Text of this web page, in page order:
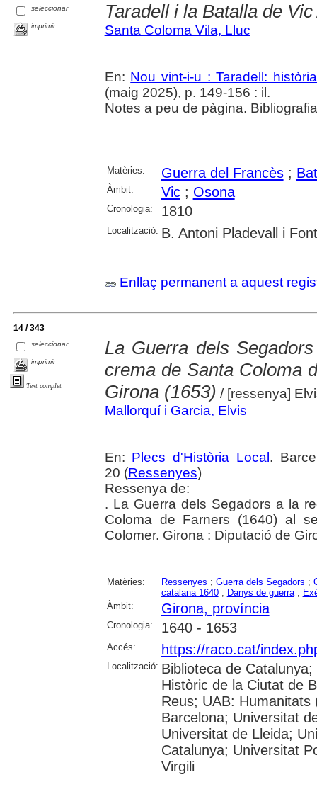
seleccionar
imprimir
Taradell i la Batalla de Vic
Santa Coloma Vila, Lluc
En: Nou vint-i-u : Taradell:
(maig 2025), p. 149-156 : il.
Notes a peu de pàgina.
Matèries: Guerra del Francès;
Àmbit: Vic; Osona
Cronologia: 1810
Localització: B. Antoni Pladevall i
Enllaç permanent a aquest
14 / 343
seleccionar
imprimir
Text complet
La Guerra dels
crema de Santa Coloma
Girona (1653) / [ressenya]
Mallorquí i Garcia, Elvis
En: Plecs d'Història Local.
20 (Ressenyes)
Ressenya de:
. La Guerra dels Segadors a la
Coloma de Farners (1640) al
Colomer. Girona : Diputació de
Matèries: Ressenyes ; Guerra dels Segadors ;
catalana 1640; Danys de guerra;
Àmbit:
Girona, província
Cronologia: 1640 - 1653
Accés: https://raco.cat/
Localització: Biblioteca de
Històric de la Ciutat de
Reus; UAB:
Barcelona; Universitat
Universitat de Lleida;
Catalunya; Universitat
Virgili